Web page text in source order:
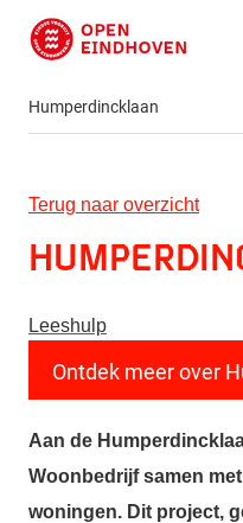
Direct naar de inhoud
Humperdincklaan
Terug naar overzicht
Leeshulp
Ontdek meer over
Aan de
Woonbedrijf samen
woningen. Dit project,